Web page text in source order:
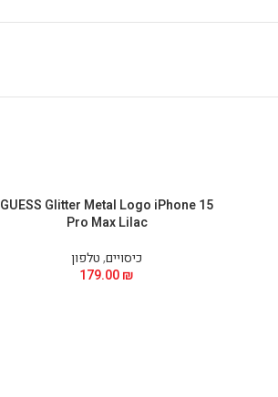
GUESS Glitter Metal Logo iPhone 15
Pro Max Lilac
כיסויים,טלפון
179.00₪